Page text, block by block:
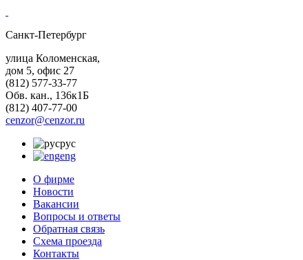
Санкт-Петербург
улица Коломенская,
дом 5, офис 27
(812) 577-33-77
Обв. кан., 136к1Б
(812) 407-77-00
cenzor@cenzor.ru
рус
eng
О фирме
Новости
Вакансии
Вопросы и ответы
Обратная связь
Схема проезда
Контакты